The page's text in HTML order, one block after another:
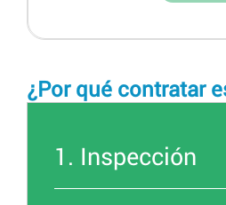
¿Por qué contratar
1. Inspección